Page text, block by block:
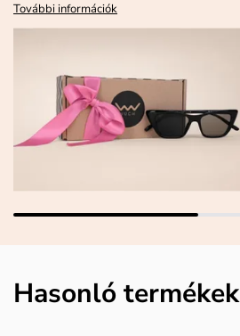
További információk
Hasonló termékek